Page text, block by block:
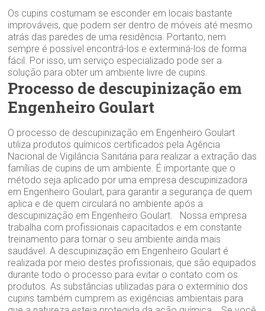
Os cupins costumam se esconder em locais bastante
improváveis, que podem ser dentro de móveis até mesmo
atrás das paredes de uma residência. Portanto, nem
sempre é possível encontrá-los e exterminá-los de forma
fácil. Por isso, um serviço especializado pode ser a
solução para obter um ambiente livre de cupins.
Processo de descupinização em
Engenheiro Goulart
O processo de descupinização em Engenheiro Goulart
utiliza produtos químicos certificados pela Agência
Nacional de Vigilância Sanitária para realizar a extração das
famílias de cupins de um ambiente. É importante que o
método seja aplicado por uma empresa descupinizadora
em Engenheiro Goulart, para garantir a segurança de quem
aplica e de quem circulará no ambiente após a
descupinização em Engenheiro Goulart. Nossa empresa
trabalha com profissionais capacitados e em constante
treinamento para tornar o seu ambiente ainda mais
saudável. A descupinização em Engenheiro Goulart é
realizada por meio destes profissionais, que são equipados
durante todo o processo para evitar o contato com os
produtos. As substâncias utilizadas para o extermínio dos
cupins também cumprem as exigências ambientais para